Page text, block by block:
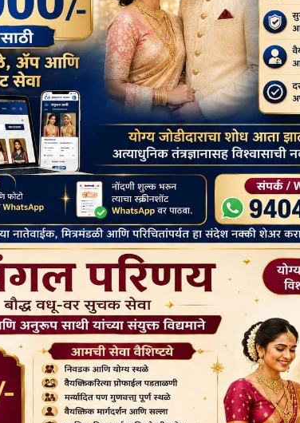
BuddhistBharat July 1, 2026
उनकी यह यात्रा लगभग दो महीने तक चलेगी। इस दौरान वे हाल ही
हुई घुटने की...
Read More
मंगोलिया: भारतीय दूतावास ने बौद्ध भिक्षुओं और वरिष्ठ
प्रतिनिधियों की मेजबानी की
BuddhistBharat June 8, 2026
उलानबटार: मंगोलिया में भारत के एम्बेसडर ने शनिवार को एम्बेसी
रेसिडेंस में बौद्ध भिक्षुओं और सीनियर डेलीगेट्स...
Read More